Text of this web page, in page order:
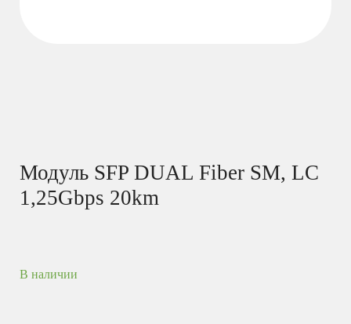
Модуль SFP DUAL Fiber SM, LC
1,25Gbps 20km
В наличии